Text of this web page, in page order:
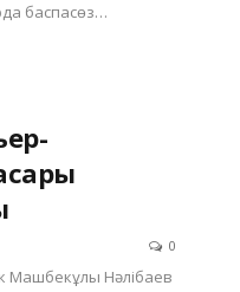
баспасөз…
0
Машбекұлы Нәлібаев